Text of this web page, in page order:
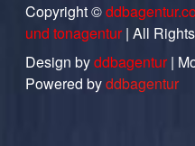
Copyright ©
und tonagentur| All
Design byddbagentur|
Powered byddbagentur